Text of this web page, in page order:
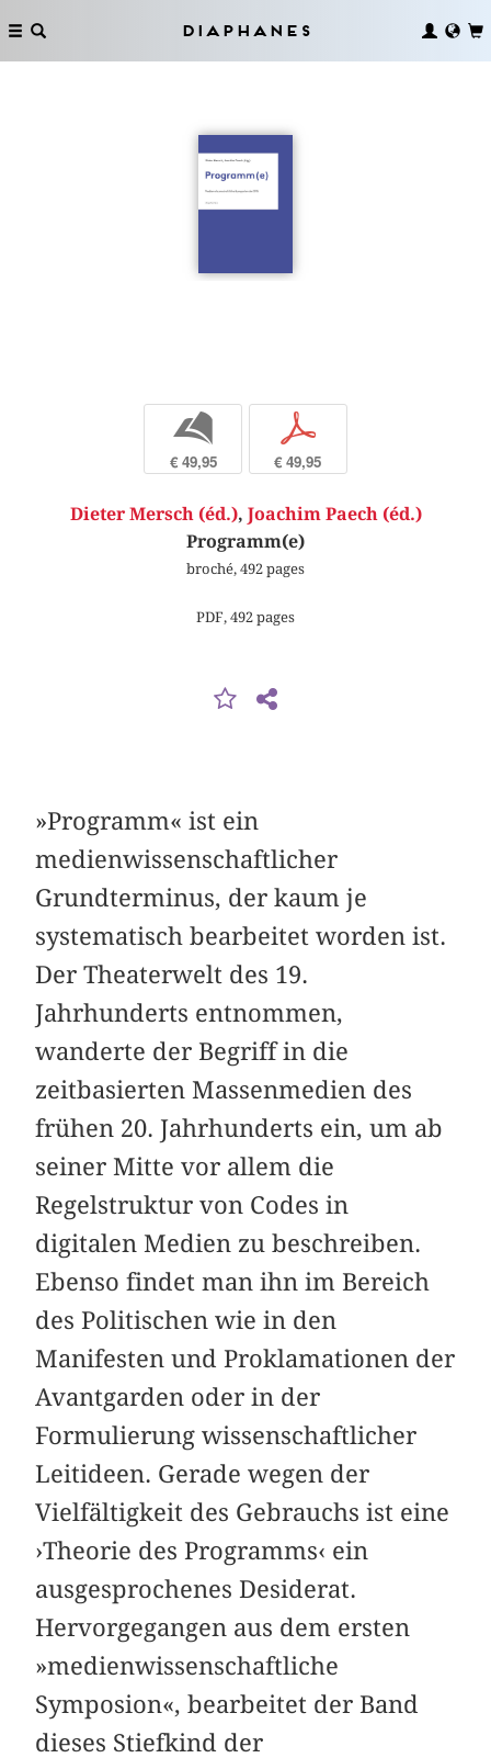
Diaphanes
b
€ 49,95
p
€ 49,95
Dieter Mersch (éd.), Joachim Paech (éd.)
Programm(e)
broché, 492 pages
PDF, 492 pages
»Programm« ist ein
medienwissenschaftlicher
Grundterminus, der kaum je
systematisch bearbeitet worden ist.
Der Theaterwelt des 19.
Jahrhunderts entnommen,
wanderte der Begriff in die
zeitbasierten Massenmedien des
frühen 20. Jahrhunderts ein, um ab
seiner Mitte vor allem die
Regelstruktur von Codes in
digitalen Medien zu beschreiben.
Ebenso findet man ihn im Bereich
des Politischen wie in den
Manifesten und Proklamationen der
Avantgarden oder in der
Formulierung wissenschaftlicher
Leitideen. Gerade wegen der
Vielfältigkeit des Gebrauchs ist eine
›Theorie des Programms‹ ein
ausgesprochenes Desiderat.
Hervorgegangen aus dem ersten
»medienwissenschaftliche
Symposion«, bearbeitet der Band
dieses Stiefkind der